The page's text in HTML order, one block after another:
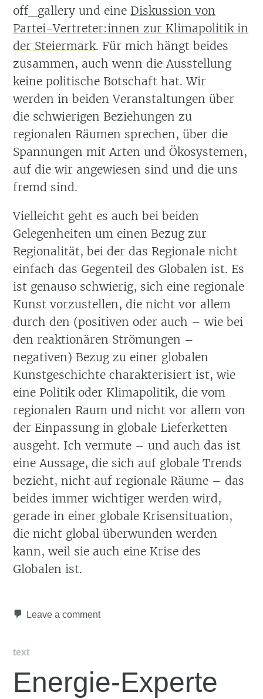
off_gallery und eine Diskussion von
Partei-Vertreter:innen zur Klimapolitik in
der Steiermark. Für mich hängt beides
zusammen, auch wenn die Ausstellung
keine politische Botschaft hat. Wir
werden in beiden Veranstaltungen über
die schwierigen Beziehungen zu
regionalen Räumen sprechen, über die
Spannungen mit Arten und Ökosystemen,
auf die wir angewiesen sind und die uns
fremd sind.
Vielleicht geht es auch bei beiden
Gelegenheiten um einen Bezug zur
Regionalität, bei der das Regionale nicht
einfach das Gegenteil des Globalen ist. Es
ist genauso schwierig, sich eine regionale
Kunst vorzustellen, die nicht vor allem
durch den (positiven oder auch – wie bei
den reaktionären Strömungen –
negativen) Bezug zu einer globalen
Kunstgeschichte charakterisiert ist, wie
eine Politik oder Klimapolitik, die vom
regionalen Raum und nicht vor allem von
der Einpassung in globale Lieferketten
ausgeht. Ich vermute – und auch das ist
eine Aussage, die sich auf globale Trends
bezieht, nicht auf regionale Räume – das
beides immer wichtiger werden wird,
gerade in einer globale Krisensituation,
die nicht global überwunden werden
kann, weil sie auch eine Krise des
Globalen ist.
Leave a comment
text
Energie-Experte